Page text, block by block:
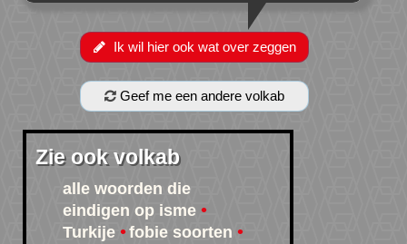
Ik wil hier ook wat over zeggen
Geef me een andere volkab
Zie ook volkab
alle woorden die
eindigen op isme
Turkije
fobie soorten